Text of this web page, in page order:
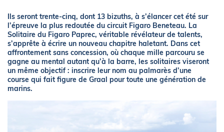
Ils seront trente-cinq, dont 13 bizuths, à s’élancer cet été sur
l’épreuve la plus redoutée du circuit Figaro Beneteau. La
Solitaire du Figaro Paprec, véritable révélateur de talents,
s’apprête à écrire un nouveau chapitre haletant. Dans cet
affrontement sans concession, où chaque mille parcouru se
gagne au mental autant qu’à la barre, les solitaires viseront
un même objectif : inscrire leur nom au palmarès d’une
course qui fait figure de Graal pour toute une génération de
marins.